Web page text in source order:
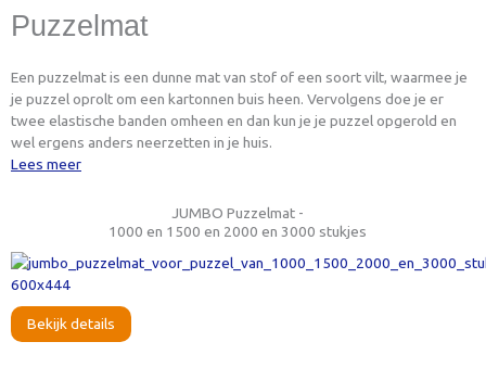
Puzzelmat
Een puzzelmat is een dunne mat van stof of een soort vilt, waarmee je
je puzzel oprolt om een kartonnen buis heen. Vervolgens doe je er
twee elastische banden omheen en dan kun je je puzzel opgerold en
wel ergens anders neerzetten in je huis.
Lees meer
JUMBO Puzzelmat -
1000 en 1500 en 2000 en 3000 stukjes
Bekijk details